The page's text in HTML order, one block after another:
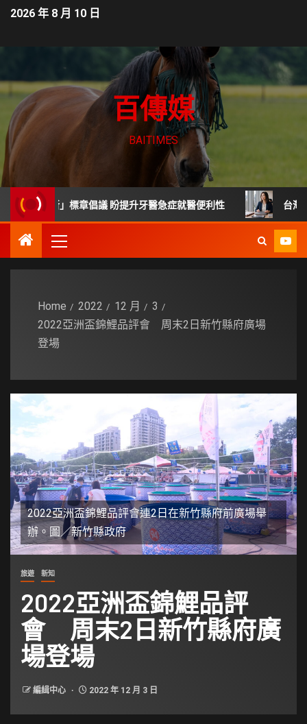
2026 年 8 月 10 日
百傳媒
BAITIMES
所」標章倡議 盼提升牙醫急症就醫便利性 台灣直銷市場
Home 2022 12 月
3
2022亞洲盃錦鯉品評會 周末2日新竹縣府廣場
登場
2022亞洲盃錦鯉品評會連2日在新竹縣府前廣場舉
辦。圖／新竹縣政府
旅遊 新知
2022亞洲盃錦鯉品評
會 周末2日新竹縣府廣
場登場
編緝中心 2022 年 12 月 3 日